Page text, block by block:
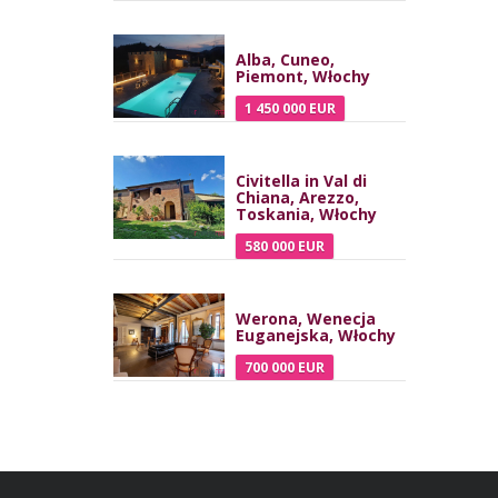
Alba, Cuneo,
Piemont, Włochy
1 450 000 EUR
Civitella in Val di
Chiana, Arezzo,
Toskania, Włochy
580 000 EUR
Werona, Wenecja
Euganejska, Włochy
700 000 EUR